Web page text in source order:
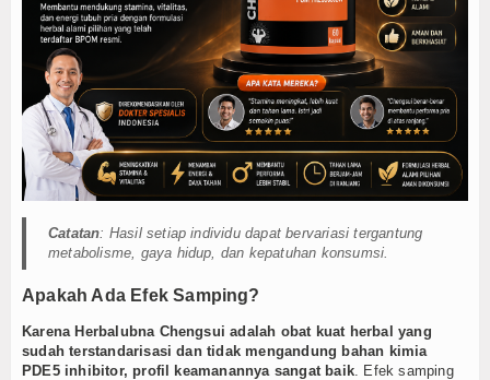
Catatan: Hasil setiap individu dapat bervariasi tergantung
metabolisme, gaya hidup, dan kepatuhan konsumsi.
Apakah Ada Efek Samping?
Karena Herbalubna Chengsui adalah obat kuat herbal yang
sudah terstandarisasi dan tidak mengandung bahan kimia
PDE5 inhibitor, profil keamanannya sangat baik. Efek samping